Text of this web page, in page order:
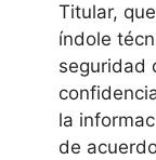
Titular,
índole
seguridad
la
de